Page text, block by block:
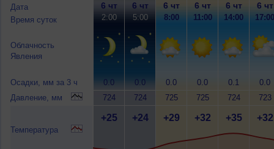
Дата
Время суток
Облачность
Явления
Осадки, мм за 3 ч
Давление, мм
Температура
6 чт
2:00
0.0
724
+25
6 чт
5:00
0.0
724
+24
6 чт
8:00
0.0
725
+29
6 чт
11:00
0.0
725
+32
6 чт
14:00
0.1
724
+35
6 чт
17:00
0.0
723
+32